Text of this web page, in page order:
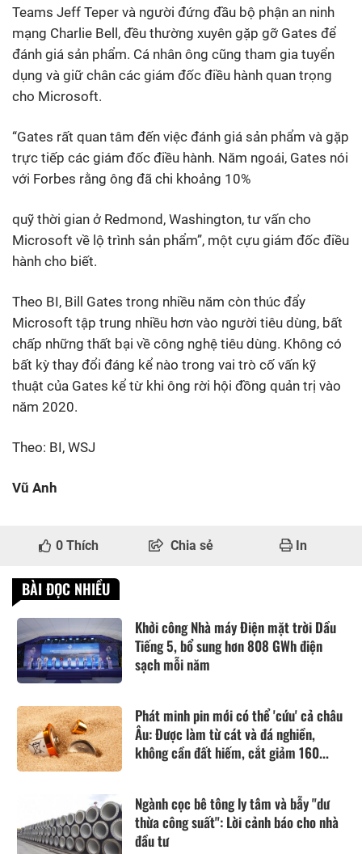
Teams Jeff Teper và người đứng đầu bộ phận an ninh
mạng Charlie Bell, đều thường xuyên gặp gỡ Gates để
đánh giá sản phẩm. Cá nhân ông cũng tham gia tuyển
dụng và giữ chân các giám đốc điều hành quan trọng
cho Microsoft.
“Gates rất quan tâm đến việc đánh giá sản phẩm và gặp
trực tiếp các giám đốc điều hành. Năm ngoái, Gates nói
với Forbes rằng ông đã chi khoảng 10%
quỹ thời gian ở Redmond, Washington, tư vấn cho
Microsoft về lộ trình sản phẩm”, một cựu giám đốc điều
hành cho biết.
Theo BI, Bill Gates trong nhiều năm còn thúc đẩy
Microsoft tập trung nhiều hơn vào người tiêu dùng, bất
chấp những thất bại về công nghệ tiêu dùng. Không có
bất kỳ thay đổi đáng kể nào trong vai trò cố vấn kỹ
thuật của Gates kể từ khi ông rời hội đồng quản trị vào
năm 2020.
Theo: BI, WSJ
Vũ Anh
0 Thích Chia sẻ In
BÀI ĐỌC NHIỀU
Khởi công Nhà máy Điện mặt trời Dầu
Tiếng 5, bổ sung hơn 808 GWh điện
sạch mỗi năm
Phát minh pin mới có thể 'cứu' cả châu
Âu: Được làm từ cát và đá nghiền,
không cần đất hiếm, cắt giảm 160...
Ngành cọc bê tông ly tâm và bẫy "dư
thừa công suất": Lời cảnh báo cho nhà
đầu tư